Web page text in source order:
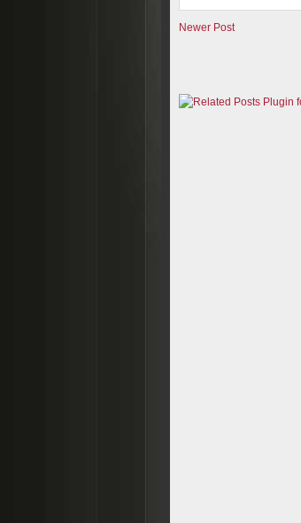
Newer Post